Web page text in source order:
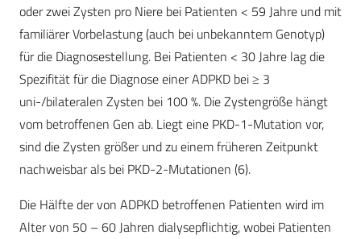
oder zwei Zysten pro Niere bei Patienten < 59 Jahre und mit
familiärer Vorbelastung (auch bei unbekanntem Genotyp)
für die Diagnosestellung. Bei Patienten < 30 Jahre lag die
Spezifität für die Diagnose einer ADPKD bei ≥ 3
uni-/bilateralen Zysten bei 100 %. Die Zystengröße hängt
vom betroffenen Gen ab. Liegt eine PKD-1-Mutation vor,
sind die Zysten größer und zu einem früheren Zeitpunkt
nachweisbar als bei PKD-2-Mutationen (6).
Die Hälfte der von ADPKD betroffenen Patienten wird im
Alter von 50 – 60 Jahren dialysepflichtig, wobei Patienten